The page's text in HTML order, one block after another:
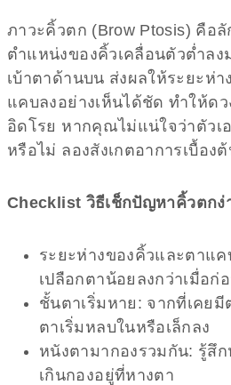
ภาวะคิ้วตก (Brow Ptosis) คือ
ตำแหน่งของคิ้วเคลื่อนตัวต่ำล
เบ้าตาด้านบน ส่งผลให้ระยะห่า
แคบลงอย่างเห็นได้ชัด ทำให้ด
อิดโรย หากคุณไม่แน่ใจว่าตัวเ
หรือไม่ ลองสังเกตอาการเบื้อง
Checklist วิธีเช็กปัญหาคิ้วตกง่
ระยะห่างของคิ้วและตาแ
เปลือกตาน้อยลงกว่าเมื่อก่
ชั้นตาเริ่มหาย: จากที่เคย
ตาเริ่มหลบในหรือเล็กลง
หนังตามากองรวมกัน: รู้สึ
เกินกองอยู่ที่หางตา